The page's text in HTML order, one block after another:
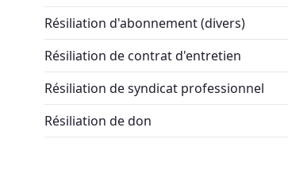
Résiliation d'abonnement (divers)
Résiliation de contrat d'entretien
Résiliation de syndicat professionnel
Résiliation de don